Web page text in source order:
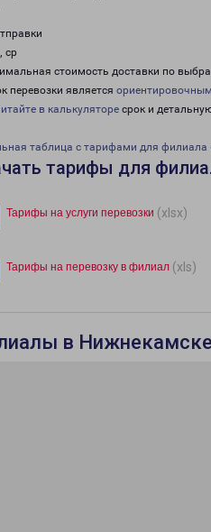
ср
стоимость доставки по
перевозки является ориентировочным
в калькуляторе срок и
таблица с тарифами для филиала
тарифы для
Тарифы на услуги перевозки (xlsx)
Тарифы на перевозку в филиал (xls)
в Нижнекамске